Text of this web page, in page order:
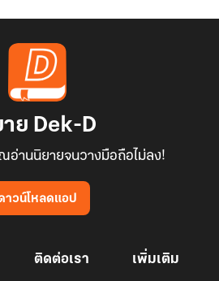
ย Dek-D
อ่านนิยายจนวางมือถือไม่ลง!
าวน์โหลดแอป
ติดต่อเรา เพิ่มเติม